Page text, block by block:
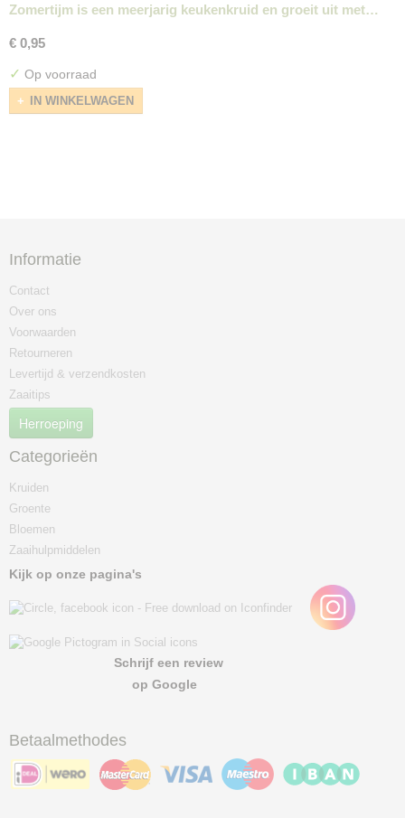
Zomertijm is een meerjarig keukenkruid en groeit uit met…
€ 0,95
✓ Op voorraad
IN WINKELWAGEN
Informatie
Contact
Over ons
Voorwaarden
Retourneren
Levertijd & verzendkosten
Zaaitips
Herroeping
Categorieën
Kruiden
Groente
Bloemen
Zaaihulpmiddelen
Kijk op onze pagina's
Schrijf een review
op Google
Betaalmethodes